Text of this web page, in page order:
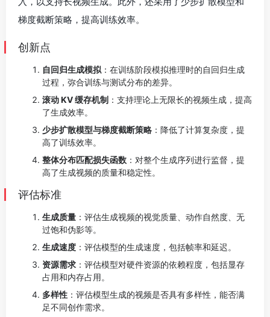
梯度截断策略，提高训练效率。
创新点
自回归生成模拟 ：在训练阶段模拟推理时的自回归生成
过程，弥合训练与测试分布的差异。
滚动 KV 缓存机制 ：支持理论上无限长的视频生成，提高
了生成效率。
少步扩散模型与梯度截断策略 ：降低了计算复杂度，提
高了训练效率。
整体分布匹配损失函数 ：对整个生成序列进行监督，提
高了生成视频的质量和稳定性。
评估标准
生成质量 ：评估生成视频的视觉质量、动作自然度、无
过饱和伪影等。
生成速度 ：评估模型的生成速度，包括帧率和延迟。
资源需求 ：评估模型对硬件资源的依赖程度，包括显存
占用和内存占用。
多样性 ：评估模型生成的视频是否具有多样性，能否满
足不同创作需求。